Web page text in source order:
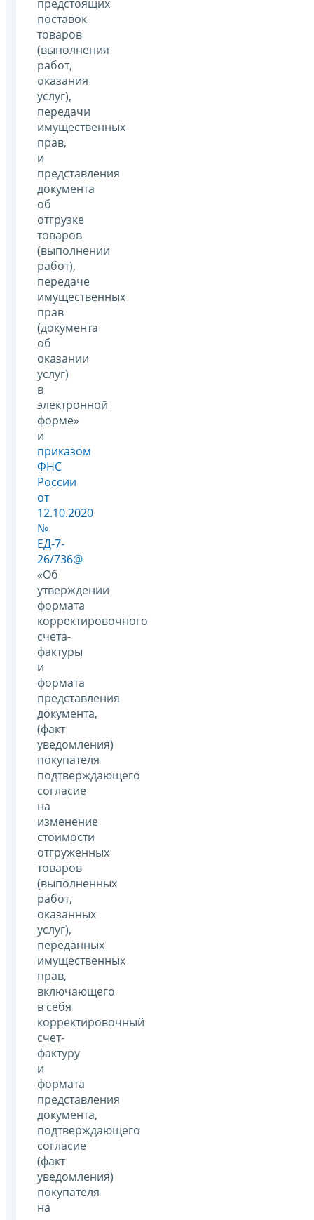
предстоящих
поставок
товаров
(выполнения
работ,
оказания
услуг),
передачи
имущественных
прав,
и
представления
документа
об
отгрузке
товаров
(выполнении
работ),
передаче
имущественных
прав
(документа
об
оказании
услуг)
в
электронной
форме»
и
приказом
ФНС
России
от
12.10.2020
№
ЕД-7-
26/736@
«Об
утверждении
формата
корректировочного
счета-
фактуры
и
формата
представления
документа,
(факт
уведомления)
покупателя
подтверждающего
согласие
на
изменение
стоимости
отгруженных
товаров
(выполненных
работ,
оказанных
услуг),
переданных
имущественных
прав,
включающего
в себя
корректировочный
счет-
фактуру
и
формата
представления
документа,
подтверждающего
согласие
(факт
уведомления)
покупателя
на